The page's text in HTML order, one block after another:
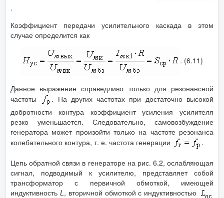
.
Коэффициент передачи усилительного каскада в этом
случае определится как
. (6.11)
Данное выражение справедливо только для резонансной
частоты
. На других частотах при достаточно высокой
добротности контура коэффициент усиления усилителя
резко уменьшается. Следовательно, самовозбуждение
генератора может произойти только на частоте резонанса
колебательного контура, т. е. частота генерации
.
Цепь обратной связи в генераторе на рис. 6.2, ослабляющая
сигнал, подводимый к усилителю, представляет собой
трансформатор с первичной обмоткой, имеющей
индуктивность L, вторичной обмоткой с индуктивностью